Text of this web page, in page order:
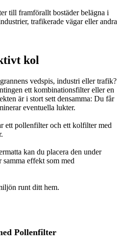
till framförallt bostäder belägna i
trafikerade vägar eller andra
kol
vedspis, industri eller trafik?
ett kombinationsfilter eller en
är i stort sett densamma: Du får
eventuella lukter.
ett pollenfilter och ett kolfilter med
kan du placera den under
effekt som med
runt ditt hem.
Pollenfilter